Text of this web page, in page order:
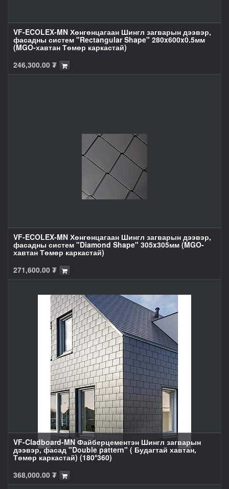
VF-ECOLEX-MN Хөнгөнцагаан Шингл загварын дээвэр,
фасадны систем "Rectangular Shape" 280x600x0.5мм
(MGO-хавтан Төмөр каркастай)
246,300.00 ₮
VF-ECOLEX-MN Хөнгөнцагаан Шингл загварын дээвэр,
фасадны систем "Diamond Shape" 305x305мм (MGO-
хавтан Төмөр каркастай)
271,600.00 ₮
VF-Cladboard-MN Файберцементэн Шингл загварын
дээвэр, фасад "Double pattern" ( Будагтай хавтан,
Төмөр каркастай) (180*360)
368,000.00 ₮